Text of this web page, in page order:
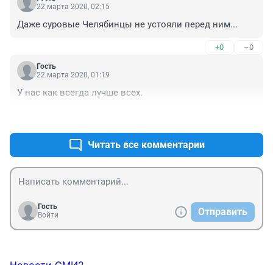
22 марта 2020, 02:15
Даже суровые Челябинцы не устояли перед ним...
+0 –0
Гость
22 марта 2020, 01:19
У нас как всегда лучше всех.
Читать все комментарии
Гость
Войти
Отправить